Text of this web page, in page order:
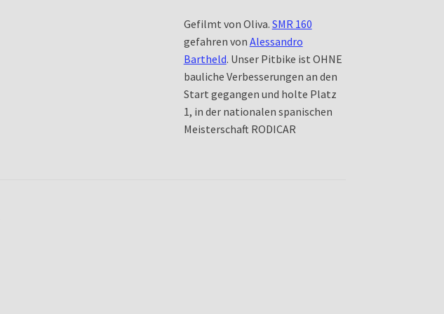
Gefilmt von Oliva. SMR 160
gefahren von Alessandro
Bartheld. Unser Pitbike ist OHNE
bauliche Verbesserungen an den
Start gegangen und holte Platz
1, in der nationalen spanischen
Meisterschaft RODICAR